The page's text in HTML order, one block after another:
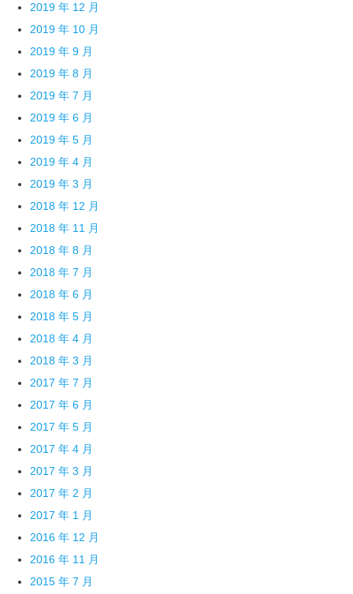
2019 年 12 月
2019 年 10 月
2019 年 9 月
2019 年 8 月
2019 年 7 月
2019 年 6 月
2019 年 5 月
2019 年 4 月
2019 年 3 月
2018 年 12 月
2018 年 11 月
2018 年 8 月
2018 年 7 月
2018 年 6 月
2018 年 5 月
2018 年 4 月
2018 年 3 月
2017 年 7 月
2017 年 6 月
2017 年 5 月
2017 年 4 月
2017 年 3 月
2017 年 2 月
2017 年 1 月
2016 年 12 月
2016 年 11 月
2015 年 7 月